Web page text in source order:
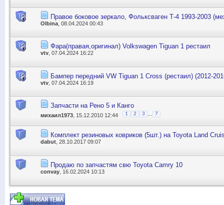
Правое боковое зеркало, Фольксваген Т-4 1993-2003
Olbina , 08.04.2024 00:43
Фара(правая,оригинал) Volkswagen Tiguan 1 рестаил
vtv , 07.04.2024 16:22
Бампер передний VW Tiguan 1 Cross (рестаил) (2012-
vtv , 07.04.2024 16:19
Запчасти на Рено 5 и Канго
михаил1973 , 15.12.2010 12:44 1 2 3 7
Комплект резиновых ковриков (5шт.) на Toyota Land
dabut, 28.10.2017 09:07
Продаю по запчастям свю Toyota Camry 10
convay , 16.02.2024 10:13